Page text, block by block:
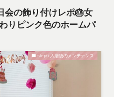
会の飾り付けレポ🎂女
りピンク色のホームパ
step6 入居後のメンテナンス